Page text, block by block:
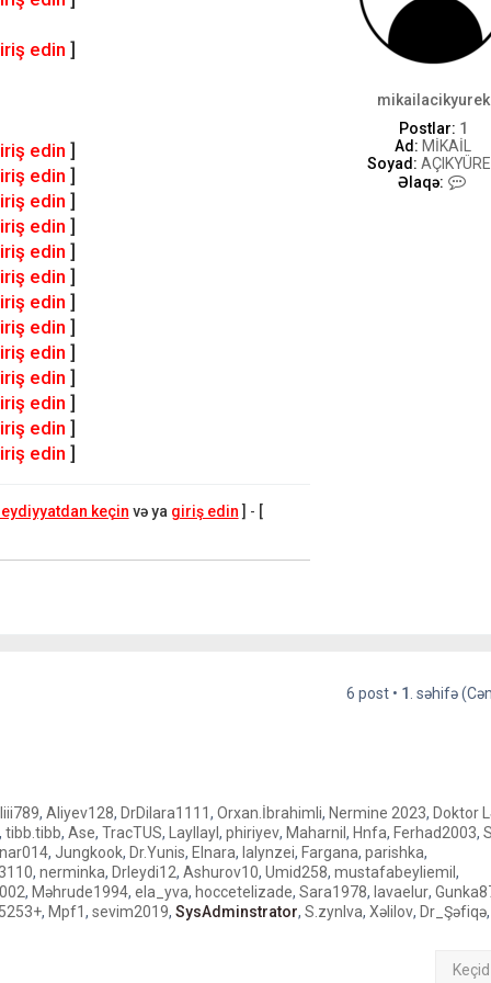
l
l
q
mikailacikyurek
Postlar: 1
Ad: MİKAİL
Soyad:
Əlaqə:
edin ]
edin ]
edin ]
edin ]
edin ]
edin ]
edin ]
edin ]
edin ]
edin ]
edin ]
edin ]
edin ]
edin ]
keçin və ya giriş edin ] - [
6 post • 1 . səhifə
, Aliyev128, DrDilara1111 , Orxan.İbrahimli, Nermine 2023, Doktor
tibb.tibb, Ase, TracTUS, Layllayl, phiriyev, Maharnil , Hnfa, Ferhad2003,
, Jungkook, Dr.Yunis, Elnara, lalynzei, Fargana, parishka,
, nerminka, Drleydi12, Ashurov10, Umid258, mustafabeyliemil ,
, Məhrude1994, ela_yva, hoccetelizade, Sara1978, lavaelur,
, Mpf1 , sevim2019, SysAdminstrator, S.zynlva, Xəlilov, Dr_Şəfiqə